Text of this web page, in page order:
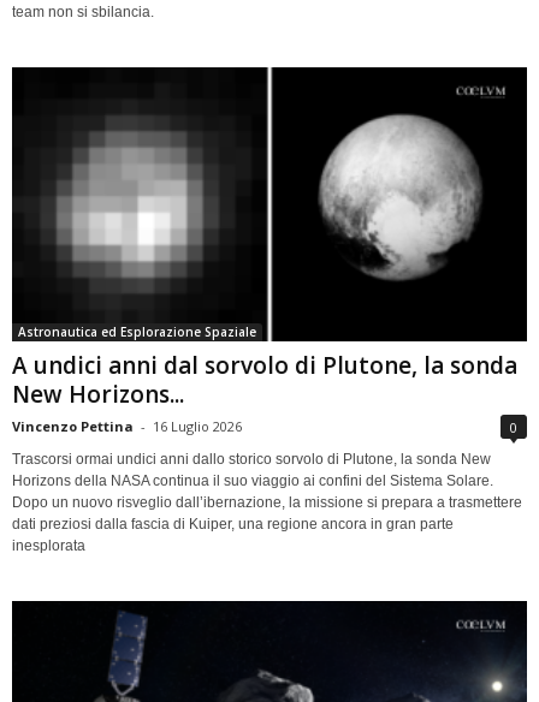
team non si sbilancia.
Astronautica ed Esplorazione Spaziale
A undici anni dal sorvolo di Plutone, la sonda
New Horizons...
Vincenzo Pettina - 16 Luglio 2026 0
Trascorsi ormai undici anni dallo storico sorvolo di Plutone, la sonda New
Horizons della NASA continua il suo viaggio ai confini del Sistema Solare.
Dopo un nuovo risveglio dall’ibernazione, la missione si prepara a trasmettere
dati preziosi dalla fascia di Kuiper, una regione ancora in gran parte
inesplorata